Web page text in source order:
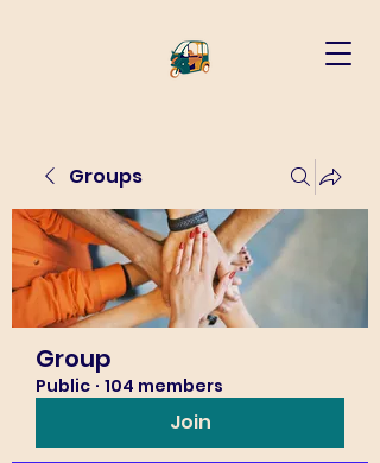
Groups
Group
Public · 104 members
Join